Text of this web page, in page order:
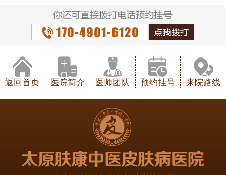
返回首页 医院简介 医师团队 预约挂号 来院路线